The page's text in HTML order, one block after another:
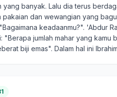
yang banyak. Lalu dia terus
pakaian dan wewangian yang
keadaanmu?". 'Abdur
"Berapa jumlah mahar yang kamu
biji emas". Dalam hal ini